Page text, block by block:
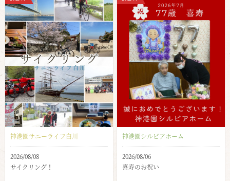
神港園サニーライフ白川
2026/08/08
サイクリング！
神港園シルビアホーム
2026/08/06
喜寿のお祝い